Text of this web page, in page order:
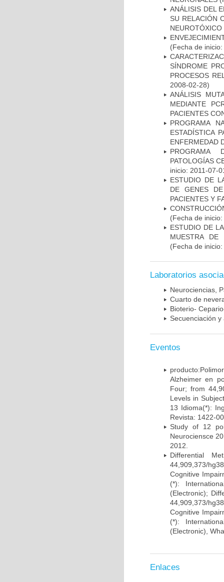
ANÁLISIS DEL
SU RELACIÓN
NEUROTÓXICO
(Fecha de
SÍNDROME
PROCESOS
2008-02-28)
ANÁLISIS
MEDIANTE
PACIENTES
PROGRAMA
ESTADÍSTICA
ENFERMEDAD
PROGRAMA
PATOLOGÍAS
inicio: 2011-07-
ESTUDIO DE
DE GENES
PACIENTES Y
(Fecha de
ESTUDIO DE
MUESTRA DE
(Fecha de
Laboratorios
Neurociencias,
Cuarto de
Bioterio-
Secuenciación
Eventos
Alzheimer en
Four; from
Levels in
13 Idioma(*):
Revista: 1422-
Study of 12
Neurociensce
2012.
Differential
44,909,373/
Cognitive
(*):
(Electronic);
44,909,373/
Cognitive
(*):
(Electronic),
Enlaces